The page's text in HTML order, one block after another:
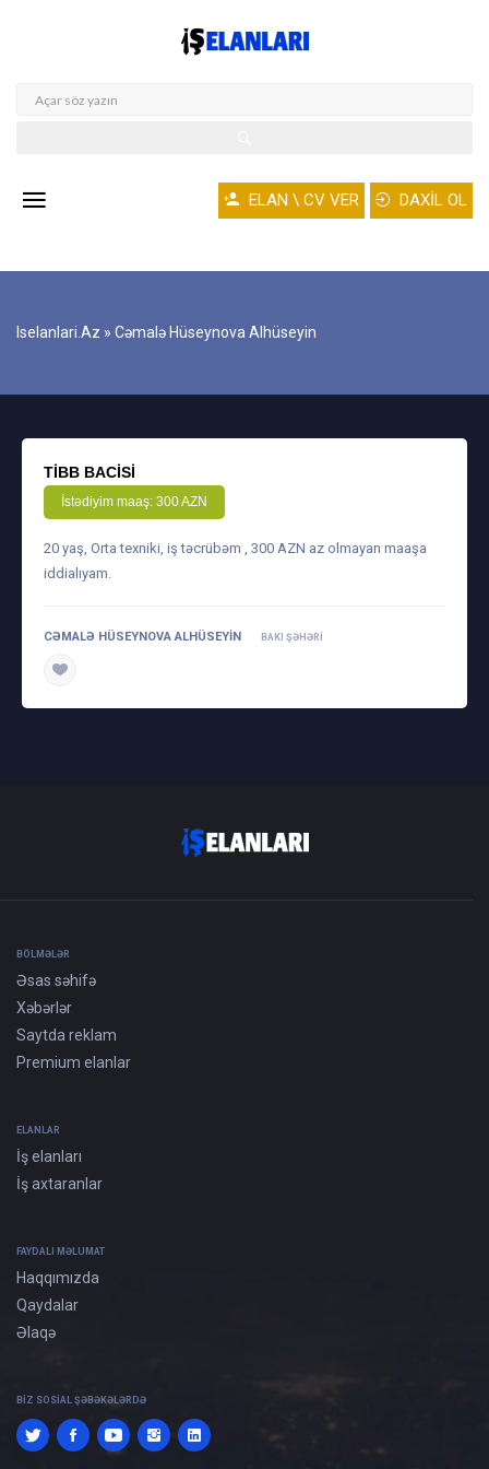
ELAN \ CV VER DAXİL OL
Iselanlari.az » Cəmalə Hüseynova Alhüseyin
TIBB BACISI
İstədiyim maaş: 300 AZN
20 yaş, Orta texniki, iş təcrübəm , 300 AZN az olmayan maaşa
iddialıyam.
CƏMALƏ HÜSEYNOVA ALHÜSEYIN BAKI ŞƏHƏRI
BÖLMƏLƏR
Əsas səhifə
Xəbərlər
Saytda reklam
Premium elanlar
ELANLAR
İş elanları
İş axtaranlar
FAYDALI MƏLUMAT
Haqqımızda
Qaydalar
Əlaqə
BIZ SOSIAL ŞƏBƏKƏLƏRDƏ